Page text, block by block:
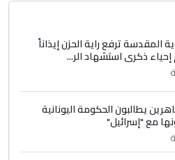
المقدسة ترفع راية الحزن إيذاناً
ذكرى استشهاد الر...
يطالبون الحكومة اليونانية
مع "إسرائيل"